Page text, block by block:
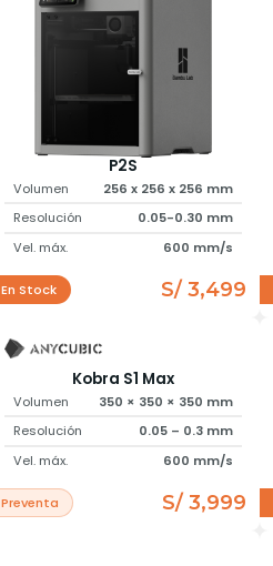
P2S
Volumen
256 x 256 x 256 mm
Resolución
0.05-0.30 mm
Vel. máx.
600 mm/s
En Stock S/ 3,499
Kobra S1 Max
Volumen
350 × 350 × 350 mm
Resolución
0.05 – 0.3 mm
Vel. máx.
600 mm/s
Preventa S/ 3,999